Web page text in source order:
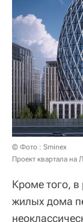
© Фото : Sminex
Проект квартала на
Кроме того, в
жилых дома